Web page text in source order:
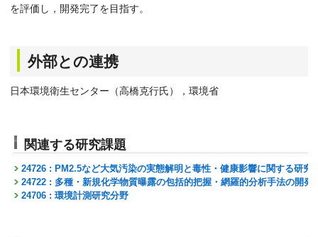
を評価し，開発完了を目指す。
外部との連携
日本環境衛生センター（高橋克行氏），環境省
関連する研究課題
24726 : PM2.5など大気汚染の実態解明と毒性・健康影響に関する研究
24722 : 多種・新規化学物質曝露の包括的把握・網羅的分析手法の開発
24706 : 環境計測研究分野